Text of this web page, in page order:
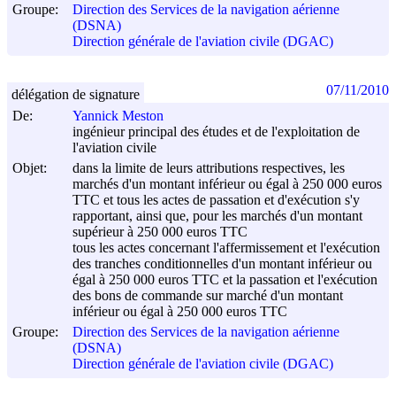
Groupe:
Direction des Services de la navigation aérienne
(DSNA)
Direction générale de l'aviation civile (DGAC)
De:
Yannick Meston
ingénieur principal des études et de l'exploitation de
l'aviation civile
Objet:
dans la limite de leurs attributions respectives, les
marchés d'un montant inférieur ou égal à 250 000 euros
TTC et tous les actes de passation et d'exécution s'y
rapportant, ainsi que, pour les marchés d'un montant
supérieur à 250 000 euros TTC
tous les actes concernant l'affermissement et l'exécution
des tranches conditionnelles d'un montant inférieur ou
égal à 250 000 euros TTC et la passation et l'exécution
des bons de commande sur marché d'un montant
inférieur ou égal à 250 000 euros TTC
Groupe:
Direction des Services de la navigation aérienne
(DSNA)
Direction générale de l'aviation civile (DGAC)
délégation de signature 07/11/2010